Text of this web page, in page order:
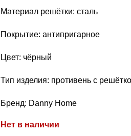
Материал решётки: сталь
Покрытие: антипригарное
Цвет: чёрный
Тип изделия: противень с
Бренд: Danny Home
Нет в наличии